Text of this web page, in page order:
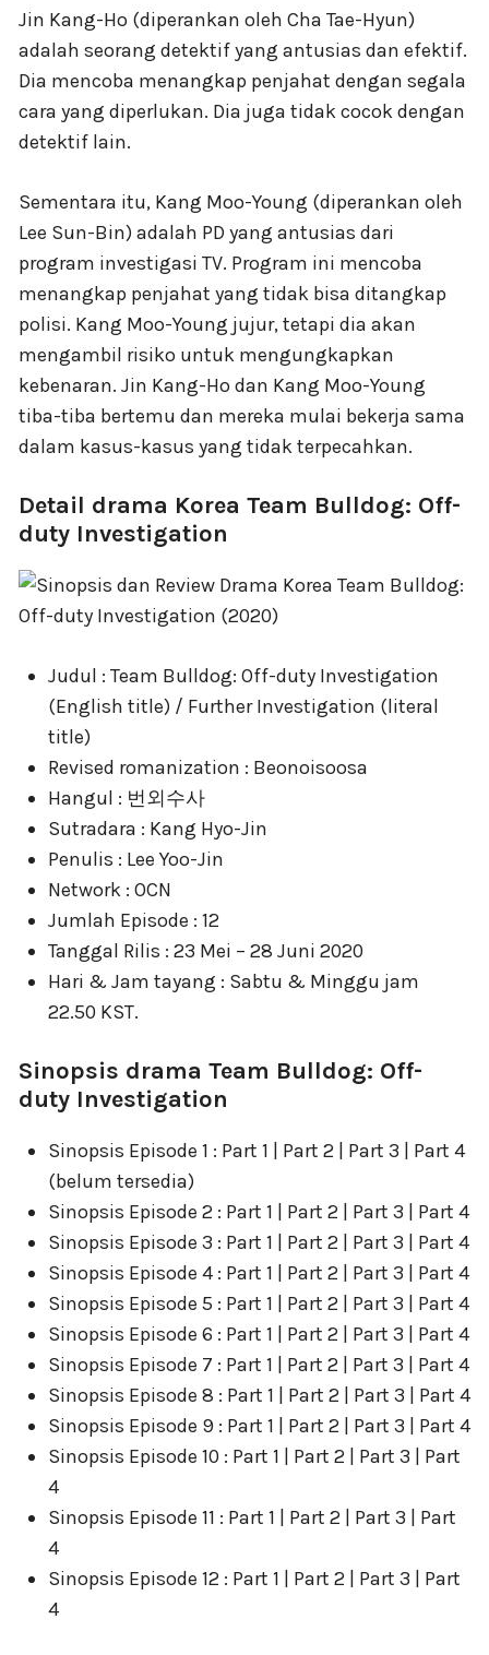
Jin Kang-Ho (diperankan oleh Cha Tae-Hyun)
adalah seorang detektif yang antusias dan efektif.
Dia mencoba menangkap penjahat dengan segala
cara yang diperlukan. Dia juga tidak cocok dengan
detektif lain.
Sementara itu, Kang Moo-Young (diperankan oleh
Lee Sun-Bin) adalah PD yang antusias dari
program investigasi TV. Program ini mencoba
menangkap penjahat yang tidak bisa ditangkap
polisi. Kang Moo-Young jujur, tetapi dia akan
mengambil risiko untuk mengungkapkan
kebenaran. Jin Kang-Ho dan Kang Moo-Young
tiba-tiba bertemu dan mereka mulai bekerja sama
dalam kasus-kasus yang tidak terpecahkan.
Detail drama Korea Team Bulldog: Off-
duty Investigation
Judul : Team Bulldog: Off-duty Investigation
(English title) / Further Investigation (literal
title)
Revised romanization : Beonoisoosa
Hangul : 번외수사
Sutradara : Kang Hyo-Jin
Penulis : Lee Yoo-Jin
Network : OCN
Jumlah Episode : 12
Tanggal Rilis : 23 Mei – 28 Juni 2020
Hari & Jam tayang : Sabtu & Minggu jam
22.50 KST.
Sinopsis drama Team Bulldog: Off-
duty Investigation
Sinopsis Episode 1 : Part 1 | Part 2 | Part 3 | Part 4
(belum tersedia)
Sinopsis Episode 2 : Part 1 | Part 2 | Part 3 | Part 4
Sinopsis Episode 3 : Part 1 | Part 2 | Part 3 | Part 4
Sinopsis Episode 4 : Part 1 | Part 2 | Part 3 | Part 4
Sinopsis Episode 5 : Part 1 | Part 2 | Part 3 | Part 4
Sinopsis Episode 6 : Part 1 | Part 2 | Part 3 | Part 4
Sinopsis Episode 7 : Part 1 | Part 2 | Part 3 | Part 4
Sinopsis Episode 8 : Part 1 | Part 2 | Part 3 | Part 4
Sinopsis Episode 9 : Part 1 | Part 2 | Part 3 | Part 4
Sinopsis Episode 10 : Part 1 | Part 2 | Part 3 | Part
4
Sinopsis Episode 11 : Part 1 | Part 2 | Part 3 | Part
4
Sinopsis Episode 12 : Part 1 | Part 2 | Part 3 | Part
4